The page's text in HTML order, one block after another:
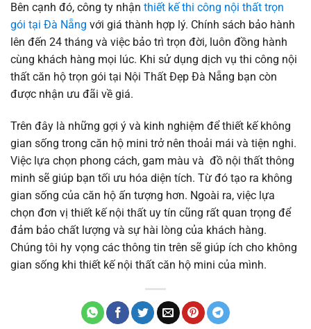
Bên cạnh đó, công ty nhận thiết kế thi công nội thất trọn
gói tại Đà Nẵng với giá thành hợp lý. Chính sách bảo hành
lên đến 24 tháng và việc bảo trì trọn đời, luôn đồng hành
cùng khách hàng mọi lúc. Khi sử dụng dịch vụ thi công nội
thất căn hộ trọn gói tại Nội Thất Đẹp Đà Nẵng bạn còn
được nhận ưu đãi về giá.
Trên đây là những gợi ý và kinh nghiệm để thiết kế không
gian sống trong căn hộ mini trở nên thoải mái và tiện nghi.
Việc lựa chọn phong cách, gam màu và đồ nội thất thông
minh sẽ giúp bạn tối ưu hóa diện tích. Từ đó tạo ra không
gian sống của căn hộ ấn tượng hơn. Ngoài ra, việc lựa
chọn đơn vị thiết kế nội thất uy tín cũng rất quan trọng để
đảm bảo chất lượng và sự hài lòng của khách hàng.
Chúng tôi hy vọng các thông tin trên sẽ giúp ích cho không
gian sống khi thiết kế nội thất căn hộ mini của mình.